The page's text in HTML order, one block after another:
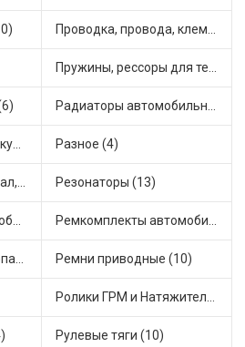
Проводка, провода, клеммы и разъемы (23)
Пружины, рессоры для техники (29)
Радиаторы автомобильные (17)
Разветвители для прикуривателя (3) Разное (4)
Распределительный вал, шестерни распределительного (7) Резонаторы (13)
Реле и датчики автомобильные (82) Ремкомплекты автомобильные (81)
Ремни и подушки безопасности (9) Ремни приводные (10)
Ролики ГРМ и Натяжители (17)
Рулевые тяги (10)